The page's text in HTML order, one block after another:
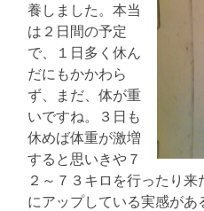
養しました。本当
は２日間の予定
で、１日多く休ん
だにもかかわら
ず、まだ、体が重
いですね。３日も
休めば体重が激増
すると思いきや７
２～７３キロを行ったり
にアップしている実感があ